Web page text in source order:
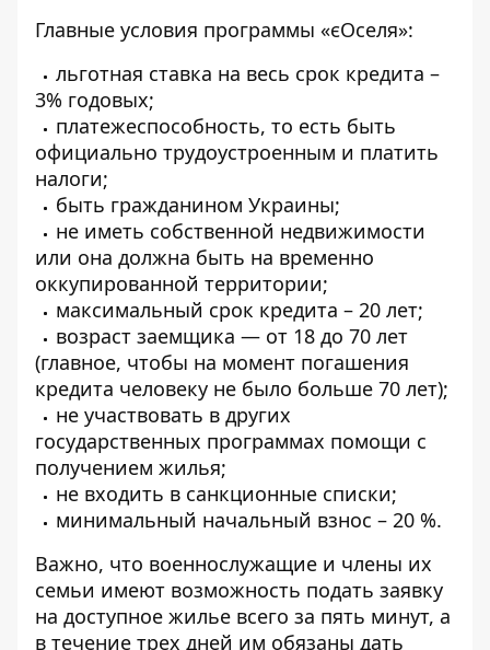
Главные условия программы «єОселя»:
льготная ставка на весь срок кредита –
3% годовых;
платежеспособность, то есть быть
официально трудоустроенным и платить
налоги;
быть гражданином Украины;
не иметь собственной недвижимости
или она должна быть на временно
оккупированной территории;
максимальный срок кредита – 20 лет;
возраст заемщика — от 18 до 70 лет
(главное, чтобы на момент погашения
кредита человеку не было больше 70 лет);
не участвовать в других
государственных программах помощи с
получением жилья;
не входить в санкционные списки;
минимальный начальный взнос – 20 %.
Важно, что военнослужащие и члены их
семьи имеют возможность подать заявку
на доступное жилье всего за пять минут, а
в течение трех дней им обязаны дать